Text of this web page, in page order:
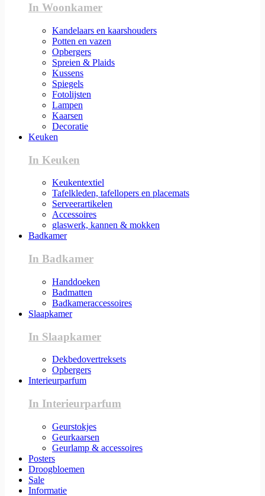
In Woonkamer
Kandelaars en kaarshouders
Potten en vazen
Opbergers
Spreien & Plaids
Kussens
Spiegels
Fotolijsten
Lampen
Kaarsen
Decoratie
Keuken
In Keuken
Keukentextiel
Tafelkleden, tafellopers en placemats
Serveerartikelen
Accessoires
glaswerk, kannen & mokken
Badkamer
In Badkamer
Handdoeken
Badmatten
Badkameraccessoires
Slaapkamer
In Slaapkamer
Dekbedovertreksets
Opbergers
Interieurparfum
In Interieurparfum
Geurstokjes
Geurkaarsen
Geurlamp & accessoires
Posters
Droogbloemen
Sale
Informatie